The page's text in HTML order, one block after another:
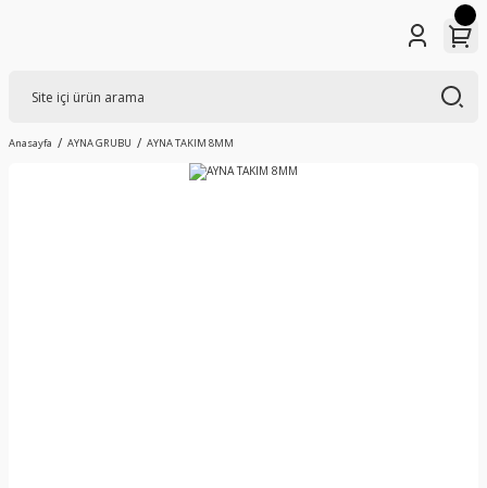
Anasayfa AYNA GRUBU AYNA TAKIM 8MM